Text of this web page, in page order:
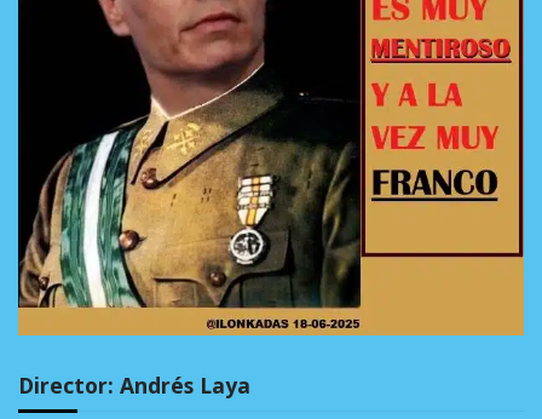
Director: Andrés Laya